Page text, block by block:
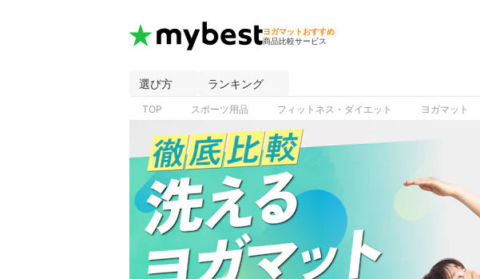
ヨガマットおすすめ
商品比較サービス
選び方 ランキング
TOP スポーツ用品 フィットネス・ダイエット ヨガマット